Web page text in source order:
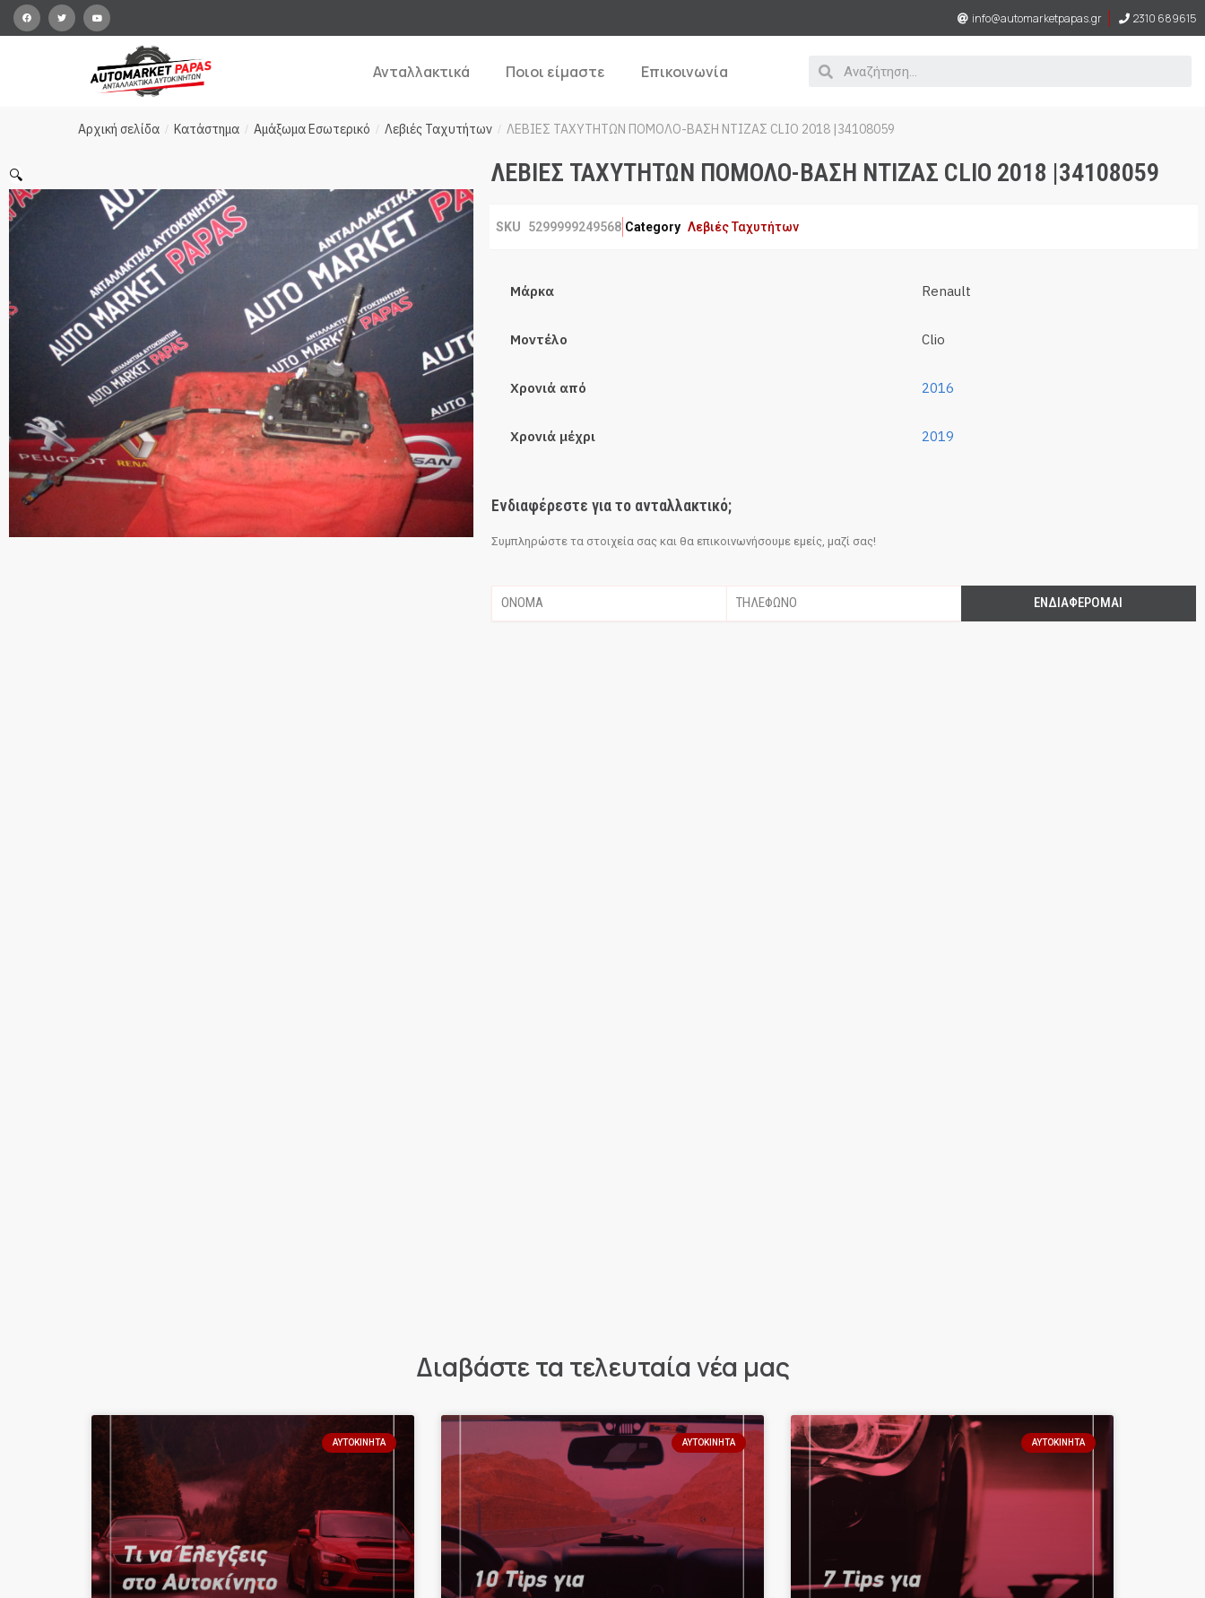
info@automarketpapas.gr 2310 689615
Ανταλλακτικά Ποιοι είμαστε Επικοινωνία
Αρχική σελίδα / Κατάστημα / Αμάξωμα Εσωτερικό / Λεβιές Ταχυτήτων / ΛΕΒΙΕΣ ΤΑΧΥΤΗΤΩΝ ΠΟΜΟΛΟ-ΒΑΣΗ ΝΤΙΖΑΣ CLIO 2018 |34108059
🔍 ΛΕΒΙΕΣ ΤΑΧΥΤΗΤΩΝ ΠΟΜΟΛΟ-ΒΑΣΗ ΝΤΙΖΑΣ CLIO 2018 |34108059
SKU 5299999249568 Category Λεβιές Ταχυτήτων
Μάρκα Renault
Μοντέλο Clio
Χρονιά από 2016
Χρονιά μέχρι 2019
Ενδιαφέρεστε για το ανταλλακτικό;
Συμπληρώστε τα στοιχεία σας και θα επικοινωνήσουμε εμείς, μαζί σας!
ΕΝΔΙΑΦΈΡΟΜΑΙ
Διαβάστε τα τελευταία νέα μας
ΑΥΤΟΚΊΝΗΤΑ ΑΥΤΟΚΊΝΗΤΑ ΑΥΤΟΚΊΝΗΤΑ